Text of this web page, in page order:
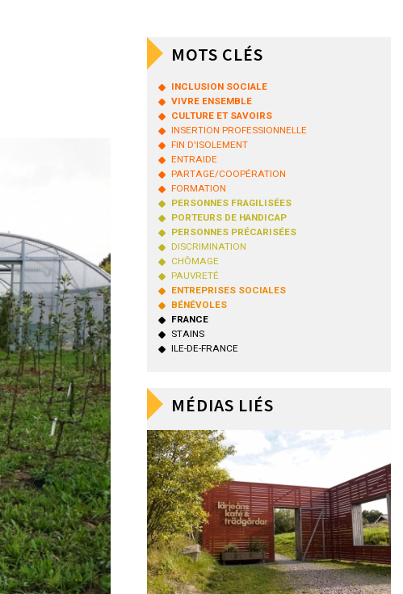
MOTS CLÉS
INCLUSION SOCIALE
VIVRE ENSEMBLE
CULTURE ET SAVOIRS
INSERTION PROFESSIONNELLE
FIN D'ISOLEMENT
ENTRAIDE
PARTAGE/COOPÉRATION
FORMATION
PERSONNES FRAGILISÉES
PORTEURS DE HANDICAP
PERSONNES PRÉCARISÉES
DISCRIMINATION
CHÔMAGE
PAUVRETÉ
ENTREPRISES SOCIALES
BÉNÉVOLES
FRANCE
STAINS
ILE-DE-FRANCE
MÉDIAS LIÉS